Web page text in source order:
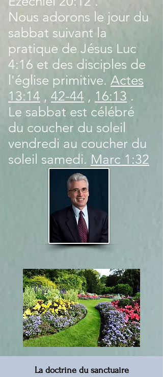
Nous adorons le jour du
sabbat suivant la
pratique de Jésus Luc
4:16 et des disciples de
l'église primitive. Actes
13:14 , 42-44 , 16:13 .
Le sabbat est célébré
du coucher du soleil
vendredi au coucher du
soleil samedi. Marc 1:32
La doctrine du sanctuaire